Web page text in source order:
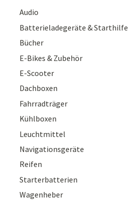
Audio
Batterieladegeräte & Starthilfe
Bücher
E-Bikes & Zubehör
E-Scooter
Dachboxen
Fahrradträger
Kühlboxen
Leuchtmittel
Navigationsgeräte
Reifen
Starterbatterien
Wagenheber